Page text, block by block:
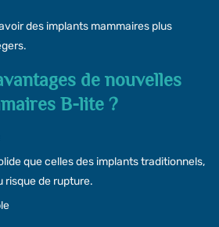
des implants mammaires plus
de nouvelles
B-lite ?
que celles des implants traditionnels,
risque de rupture.